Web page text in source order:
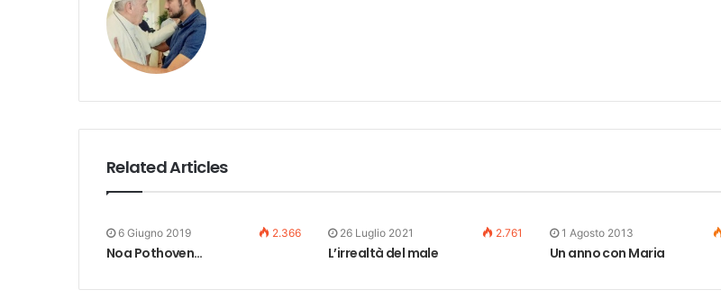
Related Articles
6 Giugno 2019 2.366
Noa Pothoven…
26 Luglio 2021 2.761
L’irrealtà del male
1 Agosto 2013
Un anno con Maria